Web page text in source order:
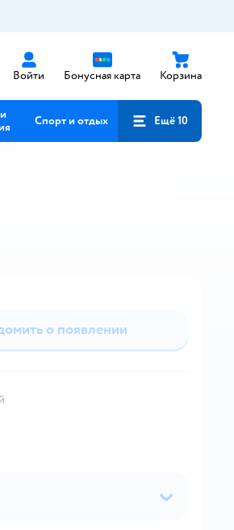
Войти Бонусная карта Корзина
Спорт и отдых Ещё 10
о появлении